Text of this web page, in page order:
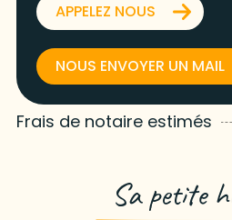
APPELEZ NOUS
NOUS ENVOYER UN MAIL
Frais de notaire estimés
Sa petite